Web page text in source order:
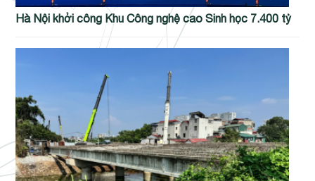
Hà Nội khởi công Khu Công nghệ cao Sinh học 7.400 tỷ